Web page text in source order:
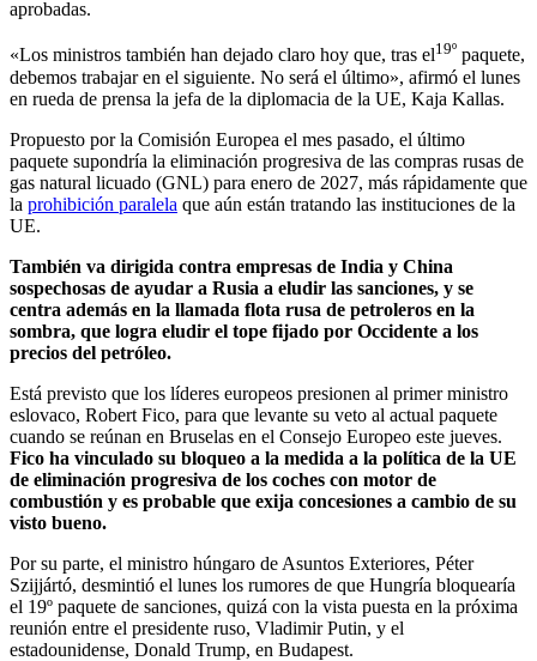
aprobadas.
«Los ministros también han dejado claro hoy que, tras el19º paquete,
debemos trabajar en el siguiente. No será el último», afirmó el lunes
en rueda de prensa la jefa de la diplomacia de la UE, Kaja Kallas.
Propuesto por la Comisión Europea el mes pasado, el último
paquete supondría la eliminación progresiva de las compras rusas de
gas natural licuado (GNL) para enero de 2027, más rápidamente que
la prohibición paralela que aún están tratando las instituciones de la
UE.
También va dirigida contra empresas de India y China
sospechosas de ayudar a Rusia a eludir las sanciones, y se
centra además en la llamada flota rusa de petroleros en la
sombra, que logra eludir el tope fijado por Occidente a los
precios del petróleo.
Está previsto que los líderes europeos presionen al primer ministro
eslovaco, Robert Fico, para que levante su veto al actual paquete
cuando se reúnan en Bruselas en el Consejo Europeo este jueves.
Fico ha vinculado su bloqueo a la medida a la política de la UE
de eliminación progresiva de los coches con motor de
combustión y es probable que exija concesiones a cambio de su
visto bueno.
Por su parte, el ministro húngaro de Asuntos Exteriores, Péter
Szijjártó, desmintió el lunes los rumores de que Hungría bloquearía
el 19º paquete de sanciones, quizá con la vista puesta en la próxima
reunión entre el presidente ruso, Vladimir Putin, y el
estadounidense, Donald Trump, en Budapest.